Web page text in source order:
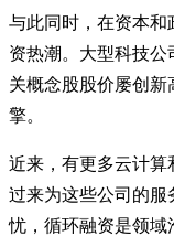
与此同时，在资本
资热潮。大型科技
关概念股股价屡创新
擎。
近来，有更多云计算
过来为这些公司的服
忧，循环融资是领域